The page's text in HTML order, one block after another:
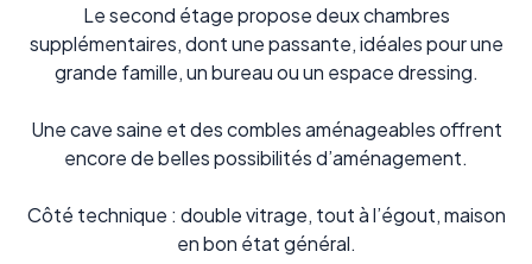
Le second étage propose deux chambres
supplémentaires, dont une passante, idéales pour une
grande famille, un bureau ou un espace dressing.
Une cave saine et des combles aménageables offrent
encore de belles possibilités d’aménagement.
Côté technique : double vitrage, tout à l’égout, maison
en bon état général.